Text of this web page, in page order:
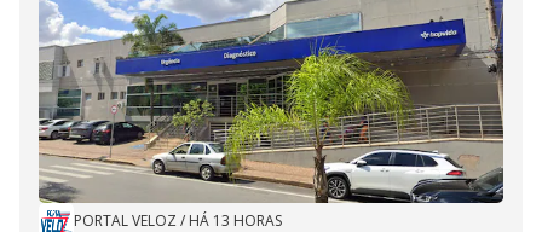
PORTAL VELOZ / HÁ 13 HORAS